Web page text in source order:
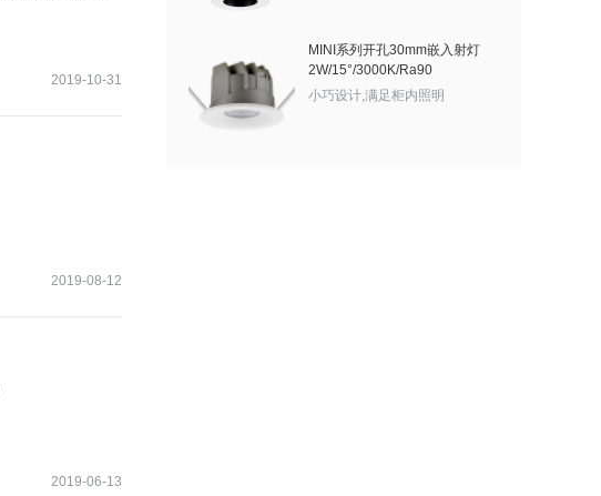
2019-10-31
2019-08-12
2019-06-13
MINI系列开孔30mm嵌入射灯
2W/15°/3000K/Ra90
小巧设计,满足柜内照明